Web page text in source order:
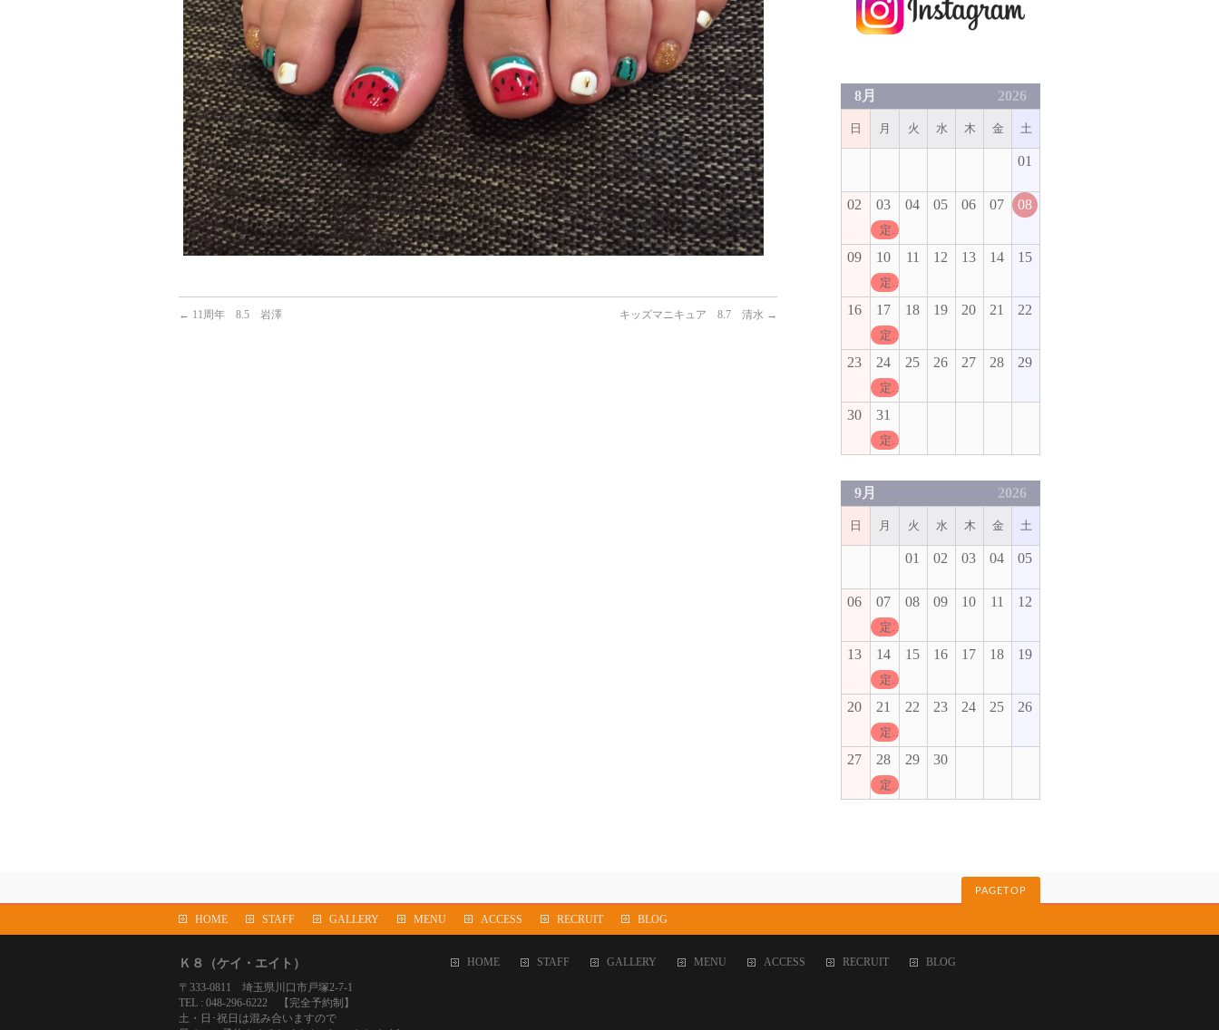
← 11周年 8.5 岩澤 キッズマニキュア 8.7 清水 →
8月 2026
日 月 火 水 木 金 土
01
02 03
定休日
04 05 06 07 08
09 10
定休日
11 12 13 14 15
16 17
定休日
18 19 20 21 22
23 24
定休日
25 26 27 28 29
30 31
定休日
9月 2026
日 月 火 水 木 金 土
01 02 03 04 05
06 07
定休日
08 09 10 11 12
13 14
定休日
15 16 17 18 19
20 21
定休日
22 23 24 25 26
27 28
定休日
29 30
PAGETOP
HOME STAFF GALLERY MENU ACCESS RECRUIT BLOG
Ｋ８（ケイ・エイト）
〒333-0811 埼玉県川口市戸塚2-7-1
TEL : 048-296-6222 【完全予約制】
土・日･祝日は混み合いますので
HOME STAFF GALLERY MENU ACCESS RECRUIT BLOG